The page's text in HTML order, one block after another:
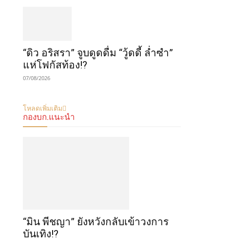
“ดิว อริสรา” จูบดูดดื่ม “วู้ดดี้ ล่ำซำ”
แห่โฟกัสท้อง!?
07/08/2026
โหลดเพิ่มเติม
กองบก.แนะนำ
“มิน พีชญา” ยังหวังกลับเข้าวงการ
บันเทิง!?